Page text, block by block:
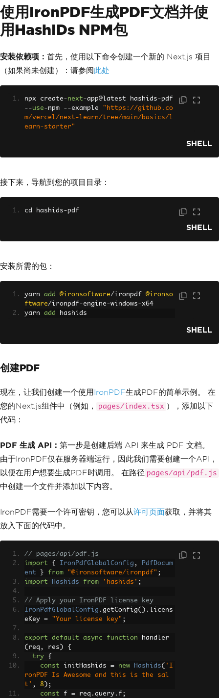
使用IronPDF生成PDF文档并使
用HashIDs NPM包
安装依赖项： 首先，使用以下命令创建一个新的 Next.js 项目
（如果尚未创建）：请参阅此处
npx create-next-app@latest hashids-
--use-npm --example
"https://github.co
m/vercel/next-learn/tree/main/basics/l
earn-starter"
SHELL
接下来，导航到您的项目目录：
cd hashids-pdf
SHELL
安装所需的包：
yarn add @ironsoftware/ironpdf @ironso
ftware/ironpdf-engine-windows-x64
yarn add hashids
SHELL
创建PDF
现在，让我们创建一个使用 IronPDF生成PDF的简单示例。 在
您的Next.js组件中（例如，
pages/index.tsx ），添加以下
代码：
PDF 生成 API： 第一步是创建后端 API 来生成 PDF 文档。
由于IronPDF仅在服务器端运行，因此我们需要创建一个API，
以便在用户想要生成PDF时调用。 在路径 pages/api/pdf.js
中创建一个文件并添加以下内容。
IronPDF需要一个许可密钥，您可以从许可页面获取，并将其
放入下面的代码中。
// pages/api/pdf.js
import
{ IronPdfGlobalConfig ,
PdfDocum
ent
} from "@ironsoftware/ironpdf" ;
import
Hashids from 'hashids' ;
// Apply your IronPDF license key
IronPdfGlobalConfig . getConfig(). licens
eKey = "Your license key" ;
export default async function handler
( req , res )
{
try
{
const initHashids = new Hashids( 'I
ronPDF Is Awesome and this is the sal
t' , 8 );
const f = req . query . f ;